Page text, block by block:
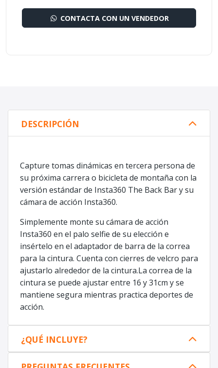
CONTACTA CON UN VENDEDOR
DESCRIPCIÓN
Capture tomas dinámicas en tercera persona de
su próxima carrera o bicicleta de montaña con la
versión estándar de Insta360 The Back Bar y su
cámara de acción Insta360.
Simplemente monte su cámara de acción
Insta360 en el palo selfie de su elección e
insértelo en el adaptador de barra de la correa
para la cintura. Cuenta con cierres de velcro para
ajustarlo alrededor de la cintura.La correa de la
cintura se puede ajustar entre 16 y 31cm y se
mantiene segura mientras practica deportes de
acción.
¿QUÉ INCLUYE?